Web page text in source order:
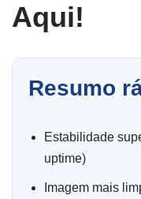
Aqui!
Resumo
Estabilidade
uptime)
Imagem mais